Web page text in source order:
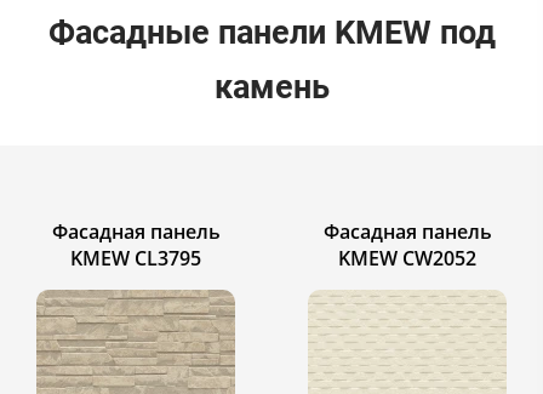
Фасадные панели KMEW под
камень
Фасадная панель
KMEW CL3795
Фасадная панель
KMEW CW2052